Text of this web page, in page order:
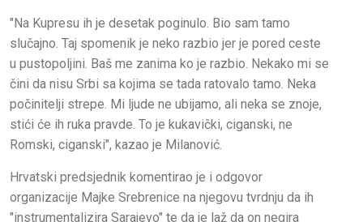
"Na Kupresu ih je desetak poginulo. Bio sam tamo
slučajno. Taj spomenik je neko razbio jer je pored ceste
u pustopoljini. Baš me zanima ko je razbio. Nekako mi se
čini da nisu Srbi sa kojima se tada ratovalo tamo. Neka
počinitelji strepe. Mi ljude ne ubijamo, ali neka se znoje,
stići će ih ruka pravde. To je kukavički, ciganski, ne
Romski, ciganski", kazao je Milanović.
Hrvatski predsjednik komentirao je i odgovor
organizacije Majke Srebrenice na njegovu tvrdnju da ih
"instrumentalizira Sarajevo" te da je laž da on negira